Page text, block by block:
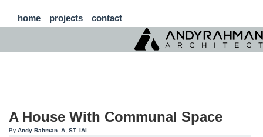
home projects contact
A House With Communal Space
By Andy Rahman. A, ST. IAI